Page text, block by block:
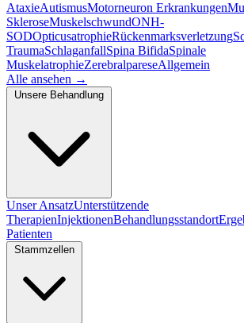
AtaxieAutismusMotorneuron Erkrankungen
SkleroseMuskelschwundONH-
SODOpticusatrophieRückenmarksverletzung
TraumaSchlaganfallSpina BifidaSpinale
MuskelatrophieZerebralpareseAllgemein
Alle ansehen →
Unser AnsatzUnterstützende
TherapienInjektionenBehandlungsstandort
Patienten